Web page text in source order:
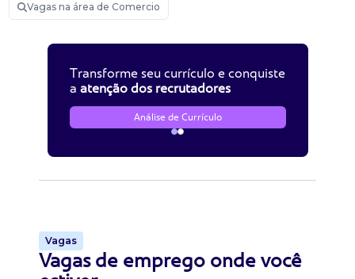
Vagas na área de Comercio
Transforme seu currículo e conquiste
a atenção dos recrutadores
Análise de Currículo
Vagas
Vagas de emprego onde você